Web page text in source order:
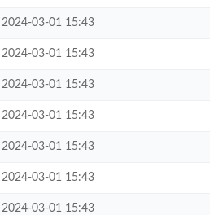
2024-03-01 15:43
2024-03-01 15:43
2024-03-01 15:43
2024-03-01 15:43
2024-03-01 15:43
2024-03-01 15:43
2024-03-01 15:43